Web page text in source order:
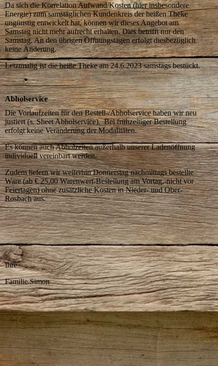
Da sich die Korrelation Aufwand/Kosten (hier insbesondere
Energie) zum samstäglichen Kundenkreis der heißen Theke
ungünstig entwickelt hat, können wir dieses Angebot am
Samstag nicht mehr aufrecht erhalten. Dies betrifft nur den
Samstag. An den übrigen Öffnungstagen erfolgt diesbezüglich
keine Änderung.
Letztmalig ist die heiße Theke am 24.6.2023 samstags bestückt.
Abholservice
Die Vorlaufzeiten für den Bestell-/Abholservice haben wir neu
justiert (s. Sheet Abholservice). Bei frühzeitiger Bestellung
erfolgt keine Veränderung der Modalitäten.
Es können auch Abholzeiten außerhalb unserer Ladenöffnung
individuell vereinbart werden.
Zudem liefern wir weiterhin Donnerstag nachmittags bestellte
Ware (ab € 25,00 Warenwert-Bestellung am Vortag,-nicht vor
Feiertagen) ohne zusätzliche Kosten in Nieder- und Ober-
Rosbach aus.
Ihre
Familie Simon